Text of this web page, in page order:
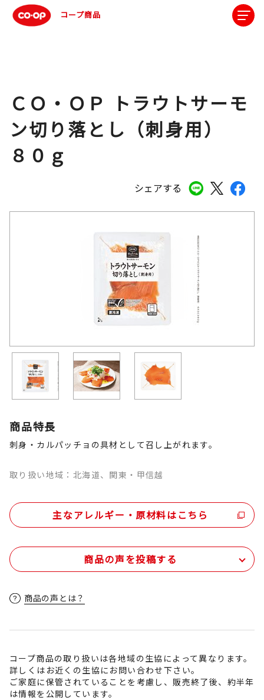
コープ商品
シェアする
ＣＯ・ＯＰ トラウトサーモ
ン切り落とし（刺身用）
８０ｇ
商品特長
刺身・カルパッチョの具材として召し上がれます。
取り扱い地域：北海道、関東・甲信越
主なアレルギー・原材料はこちら
商品の声を投稿する
商品の声とは？
コープ商品の取り扱いは各地域の生協によって異なります。
詳しくはお近くの生協にお問い合わせ下さい。
ご家庭に保管されていることを考慮し、販売終了後、約半年
は情報を公開しています。